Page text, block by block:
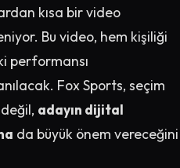
kısa bir video
Bu video, hem kişiliği
performansı
Fox Sports, seçim
adayın dijital
da büyük önem vereceğini